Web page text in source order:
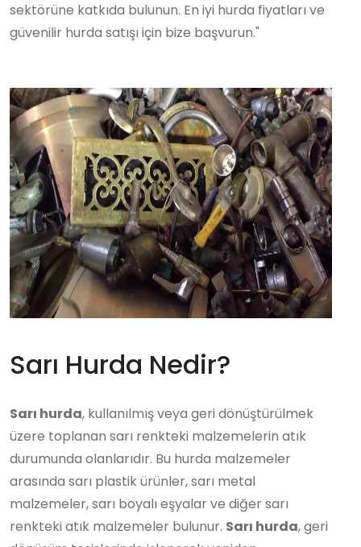
sektörüne katkıda bulunun. En iyi hurda fiyatları ve
güvenilir hurda satışı için bize başvurun."
Sarı Hurda Nedir?
Sarı hurda, kullanılmış veya geri dönüştürülmek
üzere toplanan sarı renkteki malzemelerin atık
durumunda olanlarıdır. Bu hurda malzemeler
arasında sarı plastik ürünler, sarı metal
malzemeler, sarı boyalı eşyalar ve diğer sarı
renkteki atık malzemeler bulunur. Sarı hurda, geri